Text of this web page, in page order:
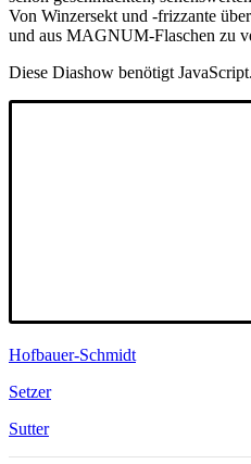
Von Winzersekt und -frizzante
und aus MAGNUM-Flaschen zu
Diese Diashow benötigt JavaScript.
Hofbauer-Schmidt
Setzer
Sutter